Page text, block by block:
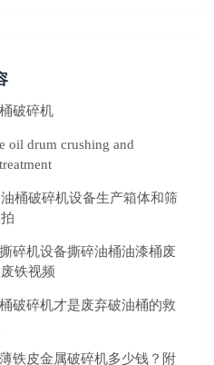
破碎机
oil drum crushing and
桶破碎机设备生产箱体和筛
碎机设备撕碎油桶油漆桶废
铁视频
破碎机才是废弃破油桶的救
铁皮金属破碎机多少钱？附